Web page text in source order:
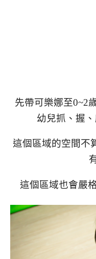
先帶可樂娜至0~2
幼兒抓、握
這個區域的空間不
這個區域也會嚴